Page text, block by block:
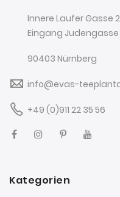
Innere Laufer Gasse
Eingang Judengasse
90403 Nürnberg
info@evas-
+49 (0)911 22 35 56
Kategorien